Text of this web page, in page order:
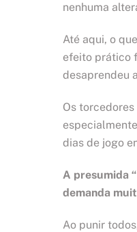
nenhuma
Até aqui, o
efeito prático
desaprendeu
Os torcedores
dias de jogo
A presumida
demanda
Ao punir